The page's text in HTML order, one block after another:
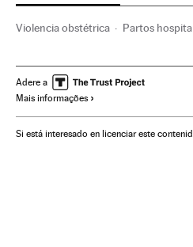
Violencia obstétrica Partos
Equador Paraguai Argentina
Colômbia
Direitos mulher Brasil
Adere a
Mais informações
Si está interesado en licenciar este